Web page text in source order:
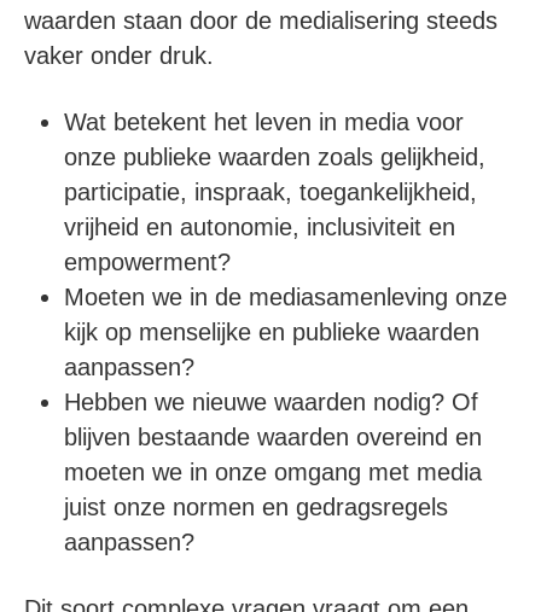
waarden staan door de medialisering steeds
vaker onder druk.
Wat betekent het leven in media voor
onze publieke waarden zoals gelijkheid,
participatie, inspraak, toegankelijkheid,
vrijheid en autonomie, inclusiviteit en
empowerment?
Moeten we in de mediasamenleving onze
kijk op menselijke en publieke waarden
aanpassen?
Hebben we nieuwe waarden nodig? Of
blijven bestaande waarden overeind en
moeten we in onze omgang met media
juist onze normen en gedragsregels
aanpassen?